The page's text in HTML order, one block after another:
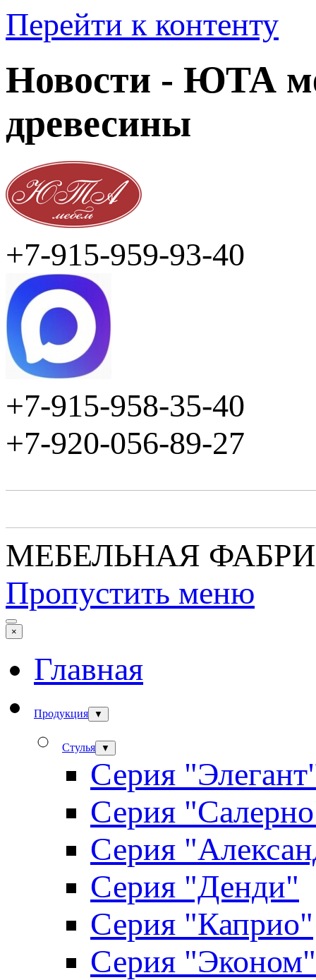
Перейти к контенту
Новости - ЮТА
древесины
+7-915-959-93-40
+7-915-958-35-40
+7-920-056-89-27
МЕБЕЛЬНАЯ
Пропустить меню
×
Главная
Продукция ▼
Стулья ▼
Серия
Серия
Серия
Серия "Денди"
Серия "Каприо"
Серия "Эконом"